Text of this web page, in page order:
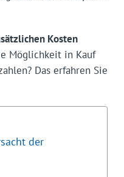
Kosten
Möglichkeit in Kauf
Das erfahren Sie
der